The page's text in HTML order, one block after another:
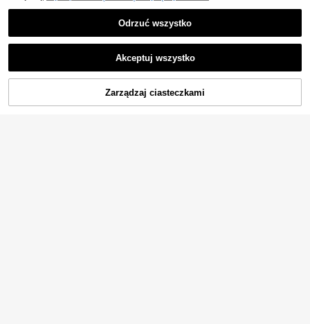
DODAJ DO KOSZYKA
Odrzuć wszystko
Akceptuj wszystko
Zarządzaj ciasteczkami